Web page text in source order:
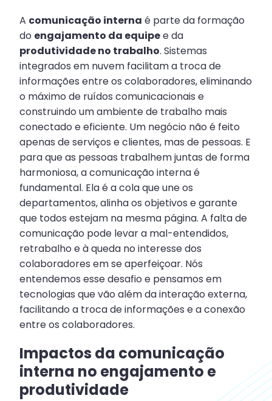
A comunicação interna é parte da formação
do engajamento da equipee da
produtividade no trabalho. Sistemas
integrados em nuvem facilitam a troca de
informações entre os colaboradores, eliminando
o máximo de ruídos comunicacionais e
construindo um ambiente de trabalho mais
conectado e eficiente. Um negócio não é feito
apenas de serviços e clientes, mas de pessoas. E
para que as pessoas trabalhem juntas de forma
harmoniosa, a comunicação interna é
fundamental. Ela é a cola que une os
departamentos, alinha os objetivos e garante
que todos estejam na mesma página. A falta de
comunicação pode levar a mal-entendidos,
retrabalho e à queda no interesse dos
colaboradores em se aperfeiçoar. Nós
entendemos esse desafio e pensamos em
tecnologias que vão além da interação externa,
facilitando a troca de informações e a conexão
entre os colaboradores.
Impactos da comunicação
interna no engajamento e
produtividade